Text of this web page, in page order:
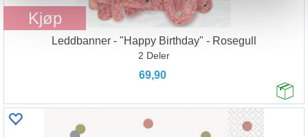
Kjøp
Leddbanner - "Happy Birthday" - Rosegull
2 Deler
69,90